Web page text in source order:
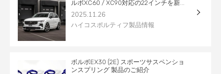
ルボXC60 / XC90対応の22インチを新...
2025.11.26
ハイコスポルティフ製品情報
ボルボEX30 (2E) スポーツサスペンショ
ンスプリング 製品のご紹介